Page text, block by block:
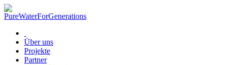
Über uns
Projekte
Partner